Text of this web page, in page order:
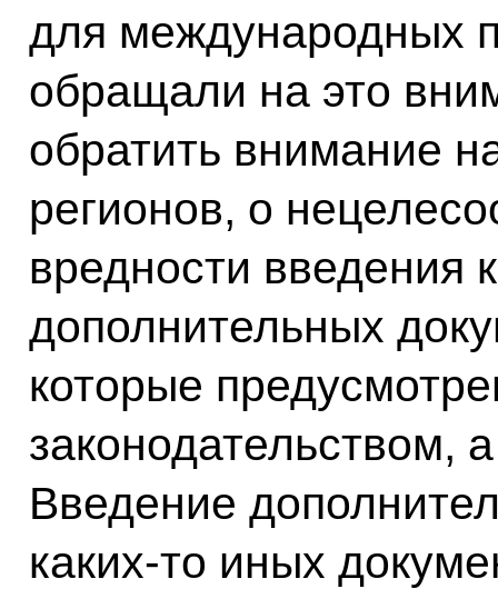
для международных
обращали на это
обратить внимание
регионов, о
вредности введения
дополнительных
которые
законодательством,
Введение
каких-то иных